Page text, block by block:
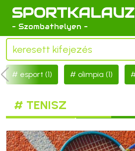
SPORTKALAUZ
- Szombathelyen -
esport (1) olimpia (1)
# TENISZ